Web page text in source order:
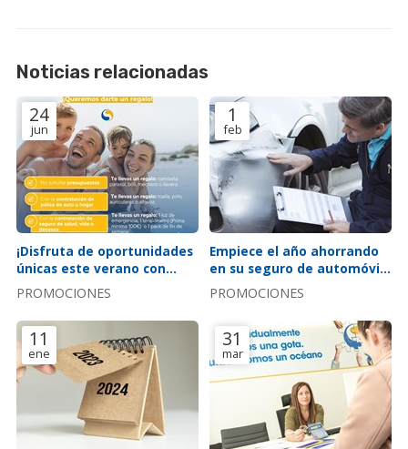
Noticias relacionadas
24
jun
¡Disfruta de oportunidades
únicas este verano con
nuestra aseguradora!
PROMOCIONES
1
feb
Empiece el año ahorrando
en su seguro de automóvil:
¡súper oferta auto 2024!
PROMOCIONES
11
ene
31
mar